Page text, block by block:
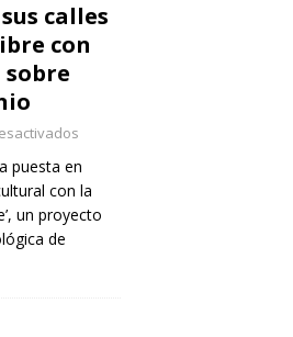
calles
con
puesta en
con la
un proyecto
de